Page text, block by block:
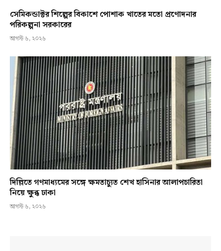
সেমিকন্ডাক্টর শিল্পের বিকাশে পোশাক খাতের মতো প্রণোদনার
পরিকল্পনা সরকারের
আগস্ট ৬, ২০২৬
দিল্লিতে গণমাধ্যমের সঙ্গে ক্ষমতাচ্যুত শেখ হাসিনার আলাপচারিতা
নিয়ে ক্ষুব্ধ ঢাকা
আগস্ট ৬, ২০২৬